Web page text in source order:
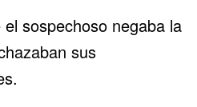
sospechoso negaba la
sus